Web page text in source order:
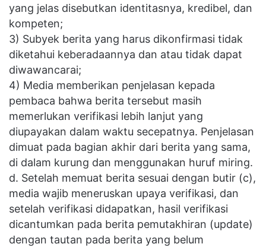
yang jelas disebutkan identitasnya, kredibel, dan
kompeten;
3) Subyek berita yang harus dikonfirmasi tidak
diketahui keberadaannya dan atau tidak dapat
diwawancarai;
4) Media memberikan penjelasan kepada
pembaca bahwa berita tersebut masih
memerlukan verifikasi lebih lanjut yang
diupayakan dalam waktu secepatnya. Penjelasan
dimuat pada bagian akhir dari berita yang sama,
di dalam kurung dan menggunakan huruf miring.
d. Setelah memuat berita sesuai dengan butir (c),
media wajib meneruskan upaya verifikasi, dan
setelah verifikasi didapatkan, hasil verifikasi
dicantumkan pada berita pemutakhiran (update)
dengan tautan pada berita yang belum